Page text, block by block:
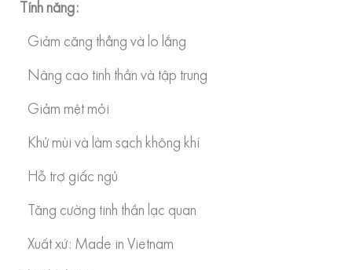
Tính năng:
Giảm căng thẳng và lo lắng
Nâng cao tinh thần và tập trung
Giảm mệt mỏi
Khử mùi và làm sạch không khí
Hỗ trợ giấc ngủ
Tăng cường tinh thần lạc quan
Xuất xứ: Made in Vietnam